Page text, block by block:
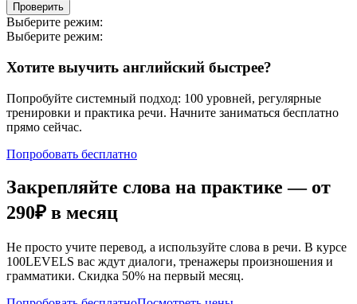
Проверить
Выберите режим:
Выберите режим:
Хотите выучить английский быстрее?
Попробуйте системный подход: 100 уровней, регулярные
тренировки и практика речи. Начните заниматься бесплатно
прямо сейчас.
Попробовать бесплатно
Закрепляйте слова на практике — от
290₽ в месяц
Не просто учите перевод, а используйте слова в речи. В курсе
100LEVELS вас ждут диалоги, тренажеры произношения и
грамматики. Скидка 50% на первый месяц.